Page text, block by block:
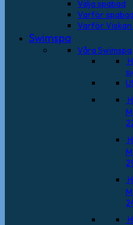
Välja spabad
Varför
Varför Viskan
Swimspa
Våra Swimspa